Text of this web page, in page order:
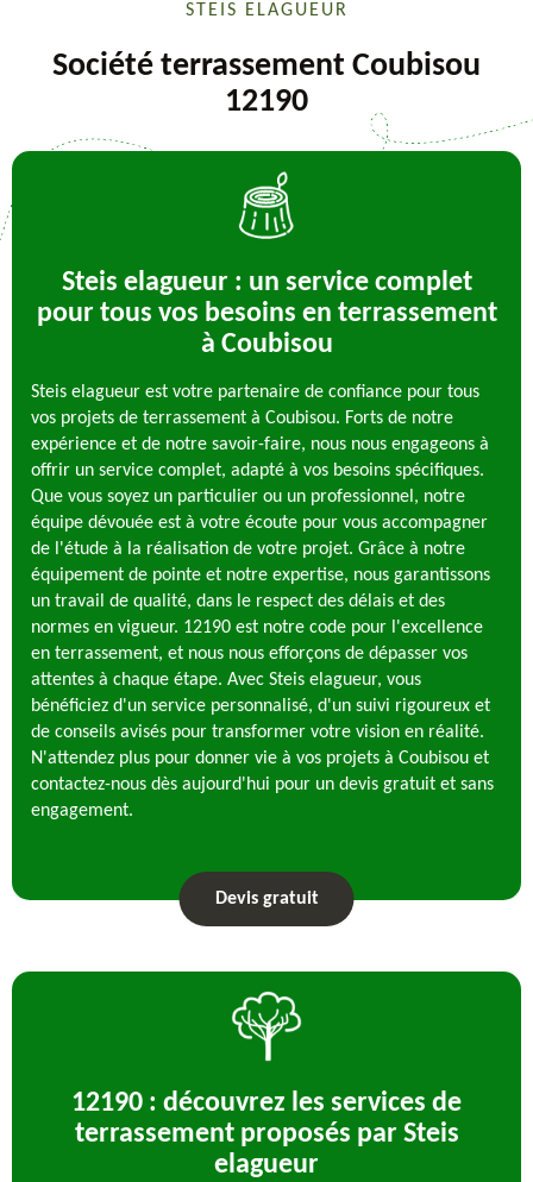
STEIS ELAGUEUR
Société terrassement Coubisou
12190
Steis elagueur : un service complet
pour tous vos besoins en terrassement
à Coubisou
Steis elagueur est votre partenaire de confiance pour tous
vos projets de terrassement à Coubisou. Forts de notre
expérience et de notre savoir-faire, nous nous engageons à
offrir un service complet, adapté à vos besoins spécifiques.
Que vous soyez un particulier ou un professionnel, notre
équipe dévouée est à votre écoute pour vous accompagner
de l'étude à la réalisation de votre projet. Grâce à notre
équipement de pointe et notre expertise, nous garantissons
un travail de qualité, dans le respect des délais et des
normes en vigueur. 12190 est notre code pour l'excellence
en terrassement, et nous nous efforçons de dépasser vos
attentes à chaque étape. Avec Steis elagueur, vous
bénéficiez d'un service personnalisé, d'un suivi rigoureux et
de conseils avisés pour transformer votre vision en réalité.
N'attendez plus pour donner vie à vos projets à Coubisou et
contactez-nous dès aujourd'hui pour un devis gratuit et sans
engagement.
Devis gratuit
12190 : découvrez les services de
terrassement proposés par Steis
elagueur